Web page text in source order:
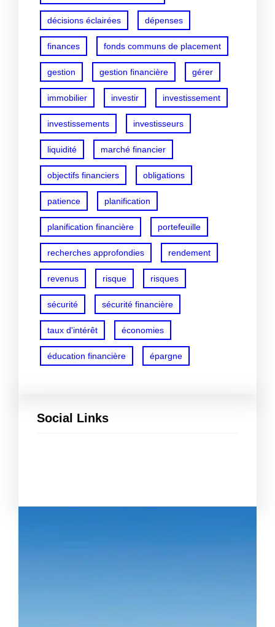
décisions éclairées dépenses
finances fonds communs de placement
gestion gestion financière gérer
immobilier investir investissement
investissements investisseurs
liquidité marché financier
objectifs financiers obligations
patience planification
planification financière portefeuille
recherches approfondies rendement
revenus risque risques
sécurité sécurité financière
taux d'intérêt économies
éducation financière épargne
Social Links